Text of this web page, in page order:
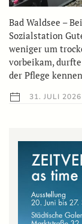
Bad Waldsee –
Sozialstation
weniger um
vorbeikam,
der Pflege
31. JULI 2026